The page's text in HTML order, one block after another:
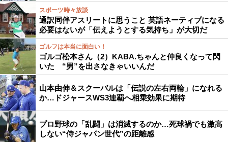
スポーツ時々放談
通訳同伴アスリートに思うこと 英語ネーティブになる
必要はないが「伝えようとする気持ち」が大切だ
ゴルフは本当に面白い！
ゴルゴ松本さん（2）KABA.ちゃんと仲良くなって閃
いた “男”を出さなきゃいいんだ
山本由伸＆スクーバルは「伝説の左右両輪」になれる
か…ドジャースWS3連覇へ相乗効果に期待
プロ野球の「乱闘」は消滅するのか…死球禍でも激高
しない“侍ジャパン世代”の距離感